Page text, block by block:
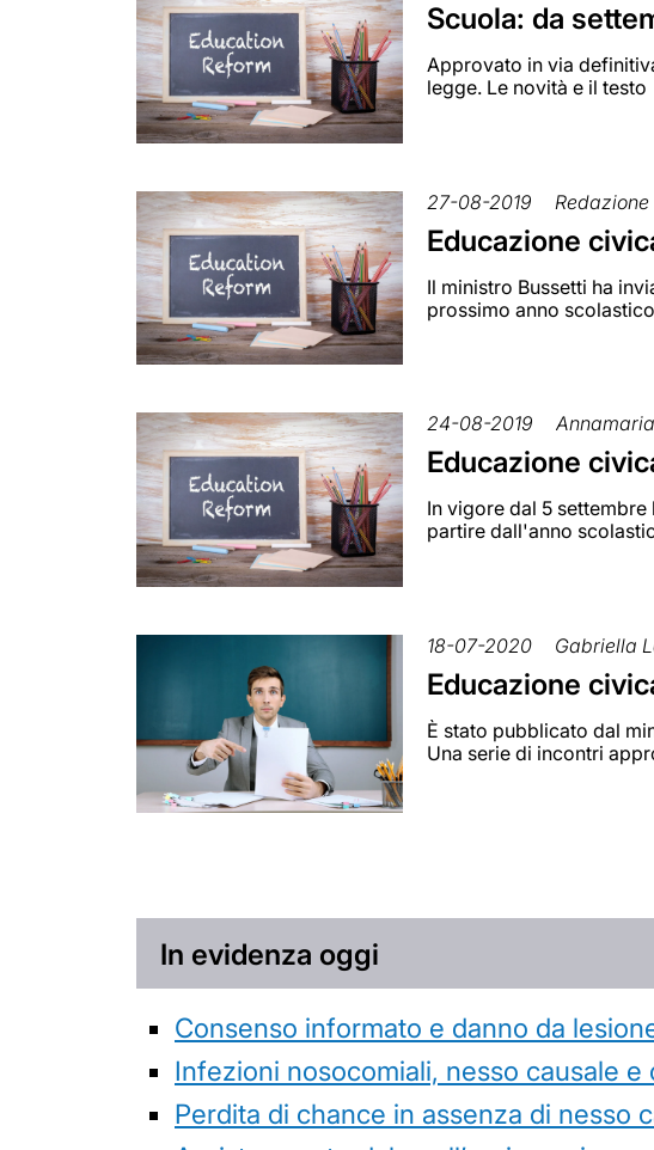
Scuola: da
Approvato in via
legge. Le novità e il testo
27-08-2019 Redazione
Educazione
Il ministro Bussetti ha
prossimo anno
24-08-2019
Educazione
In vigore dal 5
partire dall'anno
18-07-2020 Gabriella
Educazione
È stato pubblicato dal
Una serie di incontri
In evidenza oggi
Consenso informato e danno da
Infezioni nosocomiali, nesso causale e
Perdita di chance in assenza di nesso